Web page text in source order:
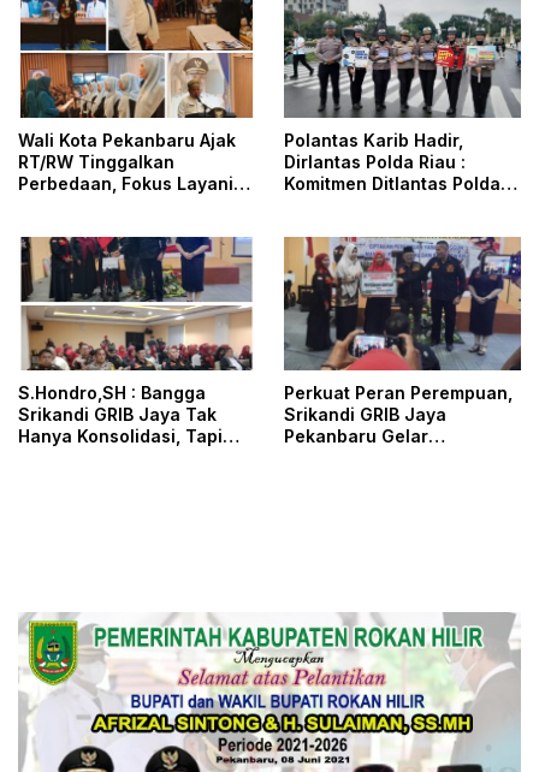
Wali Kota Pekanbaru Ajak
RT/RW Tinggalkan
Perbedaan, Fokus Layani
Polantas Karib Hadir,
Dirlantas Polda Riau :
Komitmen Ditlantas Polda
dan Edukasi Kepada
Masyarakat
S.Hondro,SH : Bangga
Srikandi GRIB Jaya Tak
Hanya Konsolidasi, Tapi
Perkuat Peran Perempuan,
Srikandi GRIB Jaya
Pekanbaru Gelar